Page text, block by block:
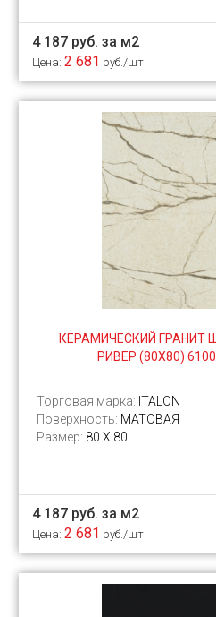
4 187 руб. за м2
Цена: 2 681 руб./шт.
КЕРАМИЧЕСКИЙ
РИВЕР (80Х80)
Торговая марка: ITALON
Поверхность: МАТОВАЯ
Размер: 80 X 80
4 187 руб. за м2
Цена: 2 681 руб./шт.